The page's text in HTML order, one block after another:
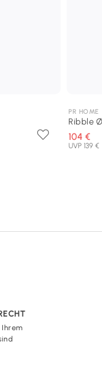
PR HOME
Ribble
104 €
UVP 139 €
Ihrem